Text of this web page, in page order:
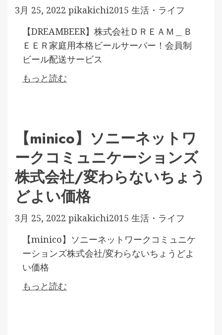
3月 25, 2022 pikakichi2015 生活・ライフ
【DREAMBEER】株式会社ＤＲＥＡＭ＿Ｂ
ＥＥＲ家庭用本格ビールサーバー！会員制
ビール配送サービス
もっと読む
【minico】ソニーネットワ
ークコミュニケーションズ
株式会社/変わらないちょう
どよい価格
3月 25, 2022 pikakichi2015 生活・ライフ
【minico】ソニーネットワークコミュニケ
ーションズ株式会社/変わらないちょうどよ
い価格
もっと読む